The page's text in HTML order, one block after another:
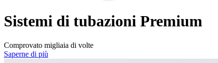
Sistemi di tubazioni Premium
Comprovato migliaia di volte
Saperne di più